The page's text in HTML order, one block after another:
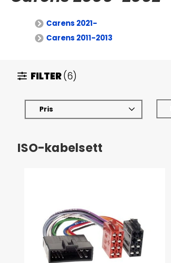
Carens 2021-
Carens 2011-2013
FILTER(6)
Pris
ISO-kabelsett